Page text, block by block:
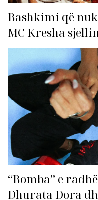
Bashkimi që
MC Kresha
ndezin rrjetin!
“Bomba” e
Dhurata Dora